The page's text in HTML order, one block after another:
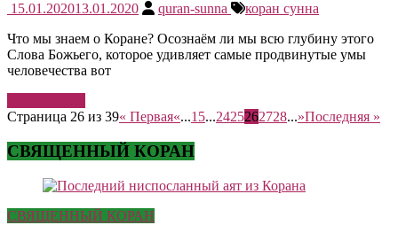
15.01.202013.01.2020 quran-sunna
коран сунна
Что мы знаем о Коране? Осознаём ли мы всю глубину этого
Слова Божьего, которое удивляет самые продвинутые умы
человечества вот
Страница 26 из 39« Первая«...15...2425262728...»Последняя »
СВЯЩЕННЫЙ КОРАН
СВЯЩЕННЫЙ КОРАН